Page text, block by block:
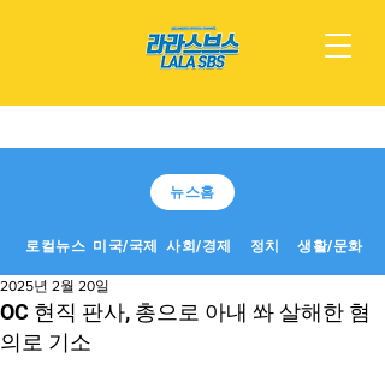
뉴스홈
로컬뉴스 미국/국제 사회/경제 정치 생활/문화
OC 현직 판사, 총으로 아내 쏴 살해한 혐
의로 기소
2025년 2월 20일